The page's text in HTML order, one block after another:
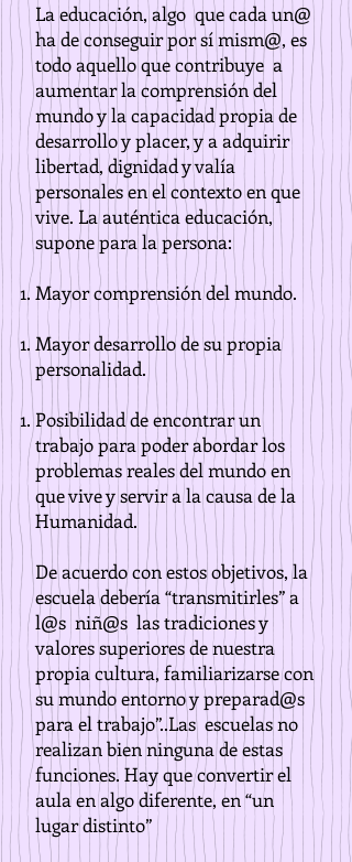
La educación, algo que cada un@
ha de conseguir por sí mism@, es
todo aquello que contribuye a
aumentar la comprensión del
mundo y la capacidad propia de
desarrollo y placer, y a adquirir
libertad, dignidad y valía
personales en el contexto en que
vive. La auténtica educación,
supone para la persona:
Mayor comprensión del mundo.
Mayor desarrollo de su propia
personalidad.
Posibilidad de encontrar un
trabajo para poder abordar los
problemas reales del mundo en
que vive y servir a la causa de la
Humanidad.
De acuerdo con estos objetivos, la
escuela debería “transmitirles” a
l@s niñ@s las tradiciones y
valores superiores de nuestra
propia cultura, familiarizarse con
su mundo entorno y preparad@s
para el trabajo”..Las escuelas no
realizan bien ninguna de estas
funciones. Hay que convertir el
aula en algo diferente, en “un
lugar distinto”